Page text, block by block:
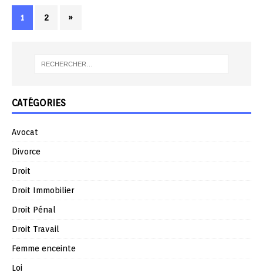
1 2 »
CATÉGORIES
Avocat
Divorce
Droit
Droit Immobilier
Droit Pénal
Droit Travail
Femme enceinte
Loi